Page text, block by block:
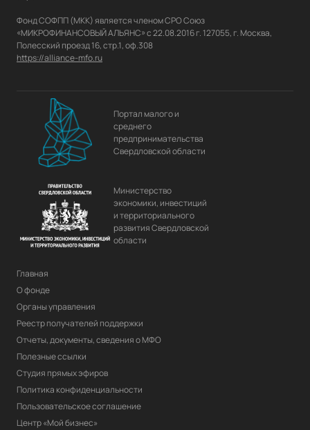
Фонд СОФПП (МКК) является членом СРО Союз
«МИКРОФИНАНСОВЫЙ АЛЬЯНС» с 22.08.2016 г. 127055, г. Москва,
https://alliance-mfo.ru
Портал малого и
среднего
предпринимательства
Свердловской области
Министерство
экономики, инвестиций
и территориального
развития Свердловской
области
Главная
О фонде
Органы управления
Реестр получателей поддержки
Отчеты, документы, сведения о МФО
Полезные ссылки
Студия прямых эфиров
Политика конфиденциальности
Пользовательское соглашение
Центр «Мой бизнес»